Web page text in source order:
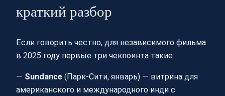
краткий разбор
Если говорить честно, для независимого фильма
в 2025 году первые три чекпоинта такие:
— Sundance (Парк-Сити, январь) — витрина для
американского и международного инди с